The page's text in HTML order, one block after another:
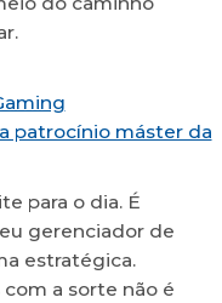
patrocínio máster da
para o dia. É
gerenciador de
estratégica.
a sorte não é